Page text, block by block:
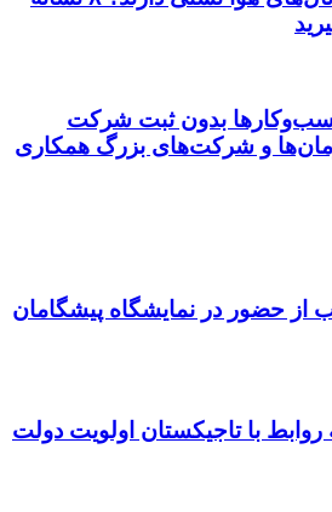
مهندسی ایران به تاجیکستان
همزبان
اقتصادی می باشد